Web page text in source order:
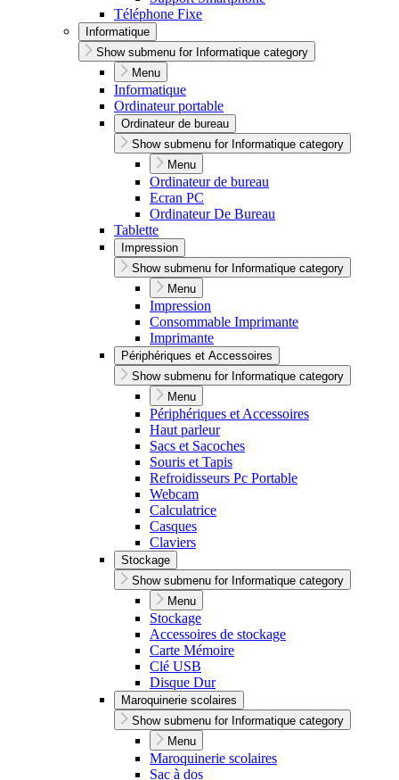
Téléphone Fixe
Informatique
Show submenu for Informatique category
Menu
Informatique
Ordinateur portable
Ordinateur de bureau
Show submenu for Informatique category
Menu
Ordinateur de bureau
Ecran PC
Ordinateur De Bureau
Tablette
Impression
Show submenu for Informatique category
Menu
Impression
Consommable Imprimante
Imprimante
Périphériques et Accessoires
Show submenu for Informatique category
Menu
Périphériques et Accessoires
Haut parleur
Sacs et Sacoches
Souris et Tapis
Refroidisseurs Pc Portable
Webcam
Calculatrice
Casques
Claviers
Stockage
Show submenu for Informatique category
Menu
Stockage
Accessoires de stockage
Carte Mémoire
Clé USB
Disque Dur
Maroquinerie scolaires
Show submenu for Informatique category
Menu
Maroquinerie scolaires
Sac à dos